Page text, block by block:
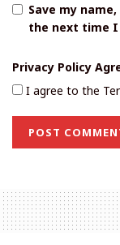
Save my
the next time
Privacy Policy
I agree to the